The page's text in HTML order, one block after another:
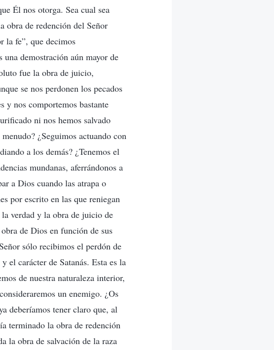
Él nos otorga. Sea cual sea
obra de redención del Señor
la fe”, que decimos
demostración aún mayor de
fue la obra de juicio,
se nos perdonen los pecados
y nos comportemos bastante
ni nos hemos salvado
¿Seguimos actuando con
a los demás? ¿Tenemos el
mundanas, aferrándonos a
a Dios cuando las atrapa o
por escrito en las que reniegan
verdad y la obra de juicio de
de Dios en función de sus
sólo recibimos el perdón de
el carácter de Satanás. Esta es la
de nuestra naturaleza interior,
un enemigo. ¿Os
deberíamos tener claro que, al
terminado la obra de redención
la obra de salvación de la raza